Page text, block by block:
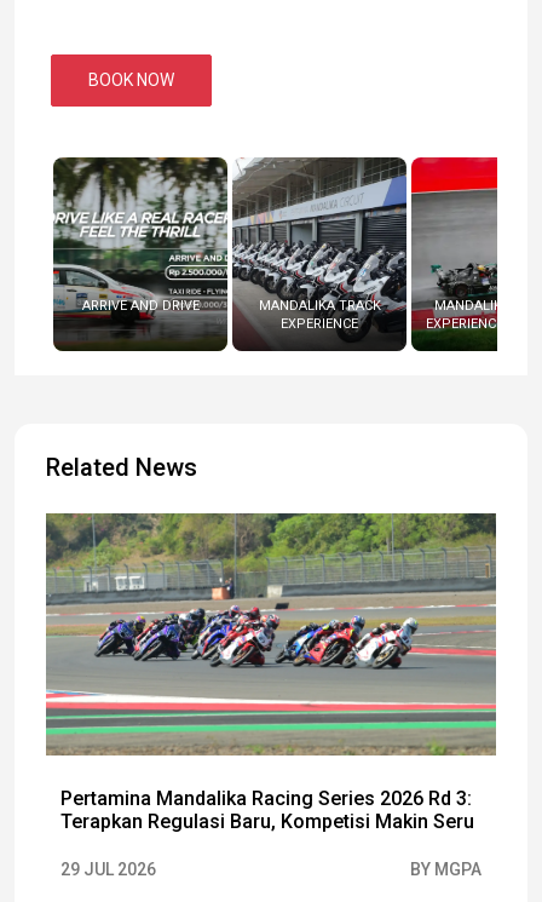
BOOK NOW
ARRIVE AND DRIVE
MANDALIKA TRACK
EXPERIENCE
MANDALIKA
EXPERIENCE
Related News
Pertamina Mandalika Racing Series 2026 Rd 3:
Terapkan Regulasi Baru, Kompetisi Makin Seru
29 JUL 2026 BY MGPA